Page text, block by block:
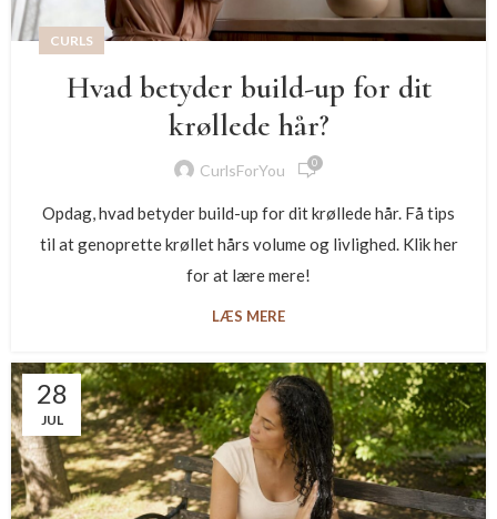
CURLS
Hvad betyder build-up for dit
krøllede hår?
CurlsForYou 0
Opdag, hvad betyder build-up for dit krøllede hår. Få tips
til at genoprette krøllet hårs volume og livlighed. Klik her
for at lære mere!
LÆS MERE
28
JUL